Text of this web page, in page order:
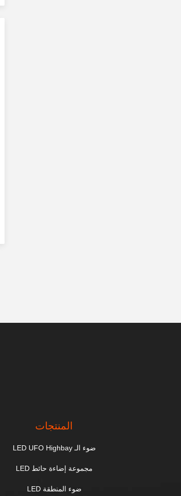
المنتجات
ضوء الـ LED UFO Highbay
مجموعة إضاءة حائط LED
ضوء المنطقة LED